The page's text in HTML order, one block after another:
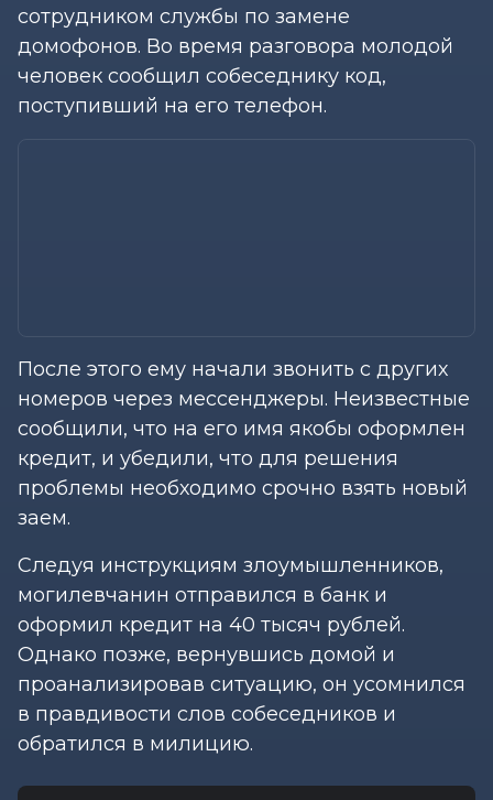
сотрудником службы по замене
домофонов. Во время разговора молодой
человек сообщил собеседнику код,
поступивший на его телефон.
После этого ему начали звонить с других
номеров через мессенджеры. Неизвестные
сообщили, что на его имя якобы оформлен
кредит, и убедили, что для решения
проблемы необходимо срочно взять новый
заем.
Следуя инструкциям злоумышленников,
могилевчанин отправился в банк и
оформил кредит на 40 тысяч рублей.
Однако позже, вернувшись домой и
проанализировав ситуацию, он усомнился
в правдивости слов собеседников и
обратился в милицию.